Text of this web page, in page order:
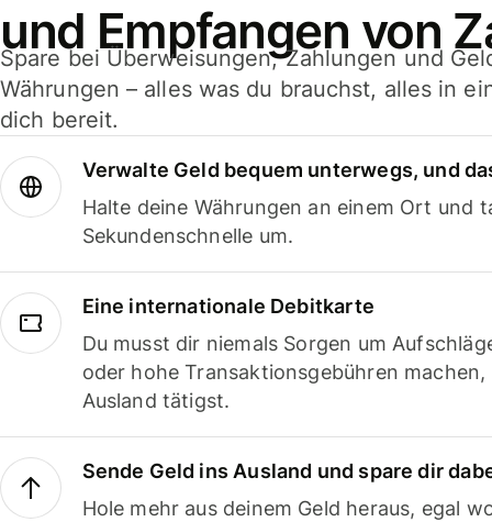
und Empfangen von
Spare bei Überweisungen, Zahlungen und
Währungen – alles was du brauchst, alles in
dich bereit.
Verwalte Geld bequem unterwegs, und
Halte deine Währungen an einem Ort und
Sekundenschnelle um.
Eine internationale Debitkarte
Du musst dir niemals Sorgen um
oder hohe Transaktionsgebühren
Ausland tätigst.
Sende Geld ins Ausland und spare dir
Hole mehr aus deinem Geld heraus, egal